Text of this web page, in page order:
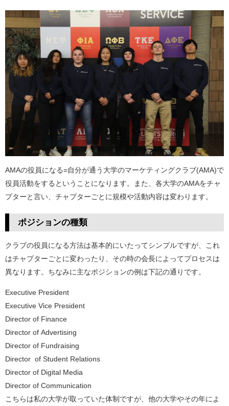
AMAの役員になる=自分が通う大学のマーケティングクラブ(AMA)で
役員活動をするということになります。また、各大学のAMAをチャ
プターと言い、チャプターごとに規模や活動内容は変わります。
ポジションの種類
クラブの役員になる方法は基本的にいたってシンプルですが、これ
はチャプターごとに変わったり、その時の会長によってプロセスは
異なります。ちなみに主なポジションの例は下記の通りです。
Executive President
Executive Vice President
Director of Finance
Director of Advertising
Director of Fundraising
Director of Student Relations
Director of Digital Media
Director of Communication
こちらは私の大学が取っていた体制ですが、他の大学やその年によ